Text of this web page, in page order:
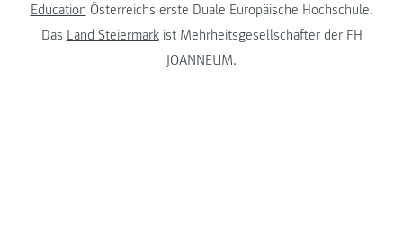
Education Österreichs erste Duale Europäische Hochschule.
Das Land Steiermarkist Mehrheitsgesellschafter der FH
JOANNEUM.